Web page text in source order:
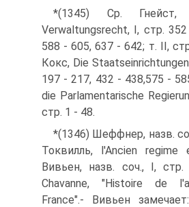
*(1345) Ср. Гнейст,
Verwaltungsrecht, I, стр.
588 - 605, 637 - 642; т. II,
Кокс, Die
197 - 217, 432 - 438,575 -
die Parlamentarische
стр. 1 - 48.
*(1346) Шеффнер, назв.
Токвилль, l'Ancien
Вивьен, назв. соч., I, стр.
Chavanne, "Histoire de
France".- Вивьен